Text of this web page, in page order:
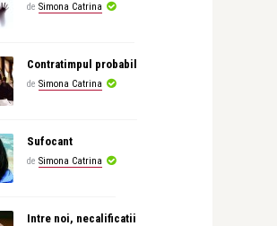
de Simona Catrina
Contratimpul probabil
de Simona Catrina
Sufocant
de Simona Catrina
Intre noi, necalificatii